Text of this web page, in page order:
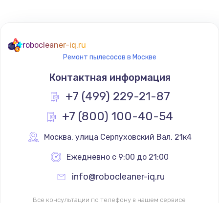
robocleaner-iq.ru
Ремонт пылесосов в Москве
Контактная информация
+7 (499) 229-21-87
+7 (800) 100-40-54
Москва, улица Серпуховский Вал, 21к4
Ежедневно с 9:00 до 21:00
info@robocleaner-iq.ru
Все консультации по телефону в нашем сервисе